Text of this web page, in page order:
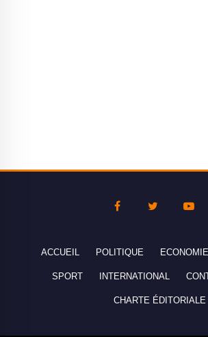
ACCUEIL POLITIQUE ECONOMIE
SPORT INTERNATIONAL
CHARTE ÉDITORIALE